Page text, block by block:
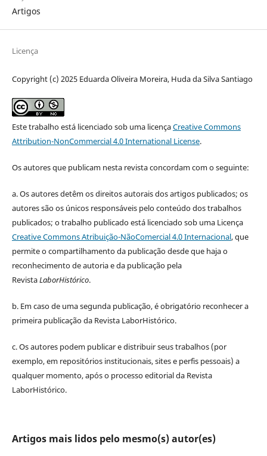
Artigos
Licença
Copyright (c) 2025 Eduarda Oliveira Moreira, Huda da Silva Santiago
Este trabalho está licenciado sob uma licençaCreative Commons
Attribution-NonCommercial 4.0 International License.
Os autores que publicam nesta revista concordam com o seguinte:
a.Os autores detêm os direitos autorais dos artigos publicados; os
autores são os únicos responsáveis pelo conteúdo dos trabalhos
publicados; o trabalho publicado está licenciado sob uma Licença
Creative Commons Atribuição-NãoComercial 4.0 Internacional, que
permite o compartilhamento da publicação desde que haja o
reconhecimento de autoria e da publicação pela
RevistaLaborHistórico.
b. Em caso de uma segunda publicação, é obrigatório reconhecer a
primeira publicação da Revista LaborHistórico.
c. Os autores podem publicar e distribuir seus trabalhos (por
exemplo, em repositórios institucionais, sites e perfis pessoais) a
qualquer momento, após o processo editorial da Revista
LaborHistórico.
Artigos mais lidos pelo mesmo(s) autor(es)